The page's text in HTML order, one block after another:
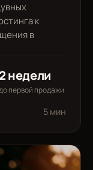
к
в
2 недели
первой продажи
5 мин